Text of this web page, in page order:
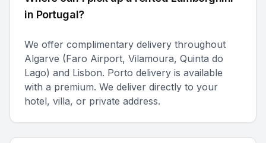
in Portugal?
We offer complimentary delivery throughout
Algarve (Faro Airport, Vilamoura, Quinta do
Lago) and Lisbon. Porto delivery is available
with a premium. We deliver directly to your
hotel, villa, or private address.